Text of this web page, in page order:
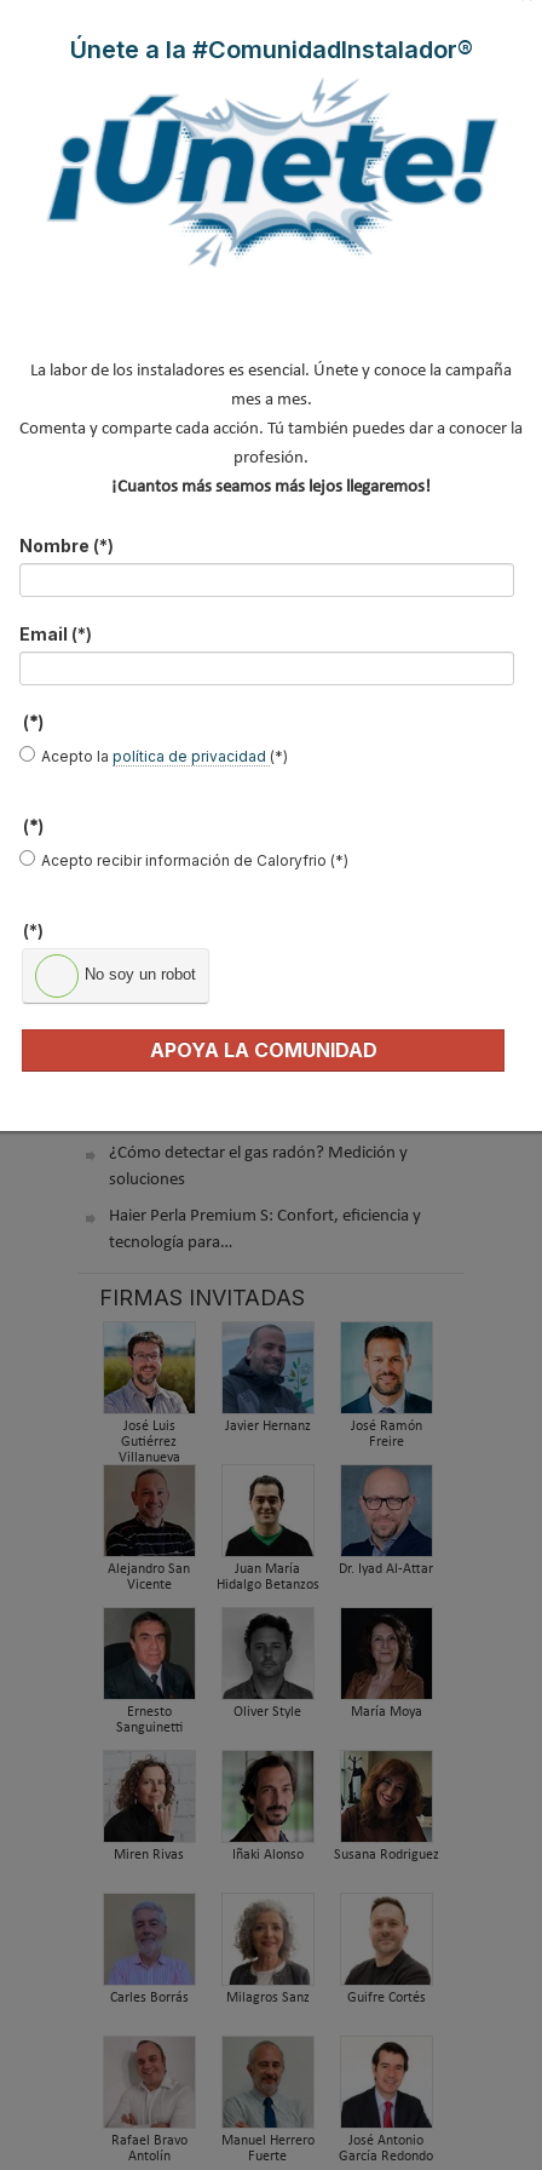
Suscríbete a
nuestros boletines
Y RECIBE EN TU EMAIL TODA LA
ACTUALIDAD DEL SECTOR
Ocupación
Acepto lapolítica de privacidad
Recuperadores de calor: qué son, cómo
Consejos para ahorrar con el aire
acondicionado
¿Cómo detectar el gas radón? Medición y
soluciones
Haier Perla Premium S: Confort, eficiencia y
tecnología para…
FIRMAS INVITADAS
José Luis
Gutiérrez
Villanueva
Javier Hernanz
José Ramón
Freire
Alejandro San
Vicente
Juan María
Hidalgo Betanzos
Dr. Iyad Al-Attar
Ernesto
Sanguinetti
Oliver Style María Moya
Miren Rivas Iñaki Alonso Susana Rodriguez
Carles Borrás Milagros Sanz Guifre Cortés
Rafael Bravo
Antolín
Manuel Herrero
Fuerte
José Antonio
García Redondo
Únete a la #ComunidadInstalador®
La labor de los instaladores es esencial. Únete y conoce la campaña
mes a mes.
Comenta y comparte cada acción. Tú también puedes dar a conocer la
profesión.
¡Cuantos más seamos más lejos llegaremos!
Nombre (*)
Email (*)
(*)
Acepto la política de privacidad (*)
(*)
Acepto recibir información de Caloryfrio (*)
(*)
No soy un robot
APOYA LA COMUNIDAD